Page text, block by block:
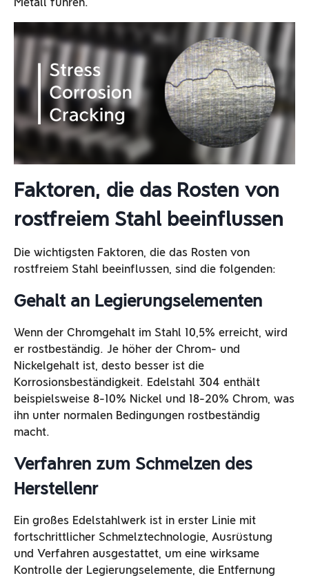
Faktoren, die das Rosten von
rostfreiem Stahl beeinflussen
Die wichtigsten Faktoren, die das Rosten von
rostfreiem Stahl beeinflussen, sind die folgenden:
Gehalt an Legierungselementen
Wenn der Chromgehalt im Stahl 10,5% erreicht, wird
er rostbeständig. Je höher der Chrom- und
Nickelgehalt ist, desto besser ist die
Korrosionsbeständigkeit. Edelstahl 304 enthält
beispielsweise 8-10% Nickel und 18-20% Chrom, was
ihn unter normalen Bedingungen rostbeständig
macht.
Verfahren zum Schmelzen des
Herstellenr
Ein großes Edelstahlwerk ist in erster Linie mit
fortschrittlicher Schmelztechnologie, Ausrüstung
und Verfahren ausgestattet, um eine wirksame
Kontrolle der Legierungselemente, die Entfernung